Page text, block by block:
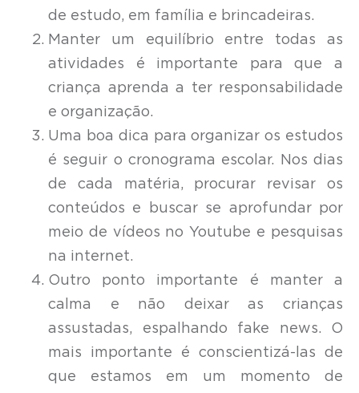
de estudo, em família e brincadeiras.
Manter um equilíbrio entre todas as
atividades é importante para que a
criança aprenda a ter responsabilidade
e organização.
Uma boa dica para organizar os estudos
é seguir o cronograma escolar. Nos dias
de cada matéria, procurar revisar os
conteúdos e buscar se aprofundar por
meio de vídeos no Youtube e pesquisas
na internet.
Outro ponto importante é manter a
calma e não deixar as crianças
assustadas, espalhando fake news. O
mais importante é conscientizá-las de
que estamos em um momento de